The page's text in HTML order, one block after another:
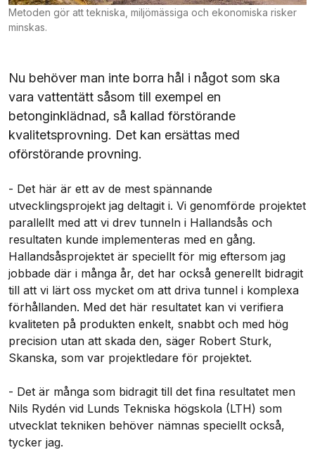
Metoden gör att tekniska, miljömässiga och ekonomiska risker
minskas.
Nu behöver man inte borra hål i något som ska
vara vattentätt såsom till exempel en
betonginklädnad, så kallad förstörande
kvalitetsprovning. Det kan ersättas med
oförstörande provning.
- Det här är ett av de mest spännande
utvecklingsprojekt jag deltagit i. Vi genomförde projektet
parallellt med att vi drev tunneln i Hallandsås och
resultaten kunde implementeras med en gång.
Hallandsåsprojektet är speciellt för mig eftersom jag
jobbade där i många år, det har också generellt bidragit
till att vi lärt oss mycket om att driva tunnel i komplexa
förhållanden. Med det här resultatet kan vi verifiera
kvaliteten på produkten enkelt, snabbt och med hög
precision utan att skada den, säger Robert Sturk,
Skanska, som var projektledare för projektet.
- Det är många som bidragit till det fina resultatet men
Nils Rydén vid Lunds Tekniska högskola (LTH) som
utvecklat tekniken behöver nämnas speciellt också,
tycker jag.